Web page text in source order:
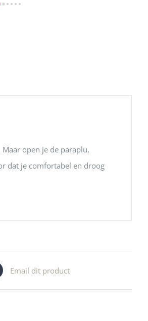
open je de paraplu,
dat je comfortabel en droog
Email dit product